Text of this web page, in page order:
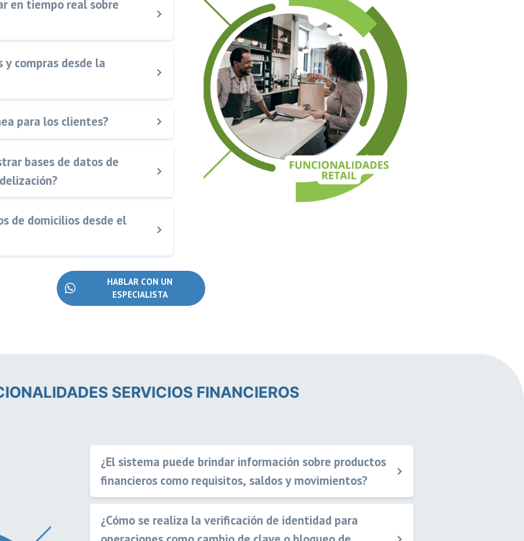
en tiempo real sobre
y compras desde la
para los clientes?
bases de datos de
de domicilios desde el
HABLAR CON UN
ESPECIALISTA
SERVICIOS FINANCIEROS
¿El sistema puede brindar información sobre productos
financieros como requisitos, saldos y movimientos?
¿Cómo se realiza la verificación de identidad para